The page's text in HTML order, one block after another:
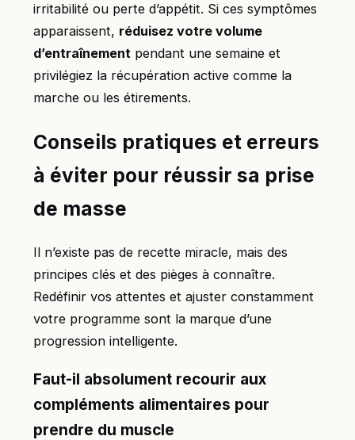
irritabilité ou perte d’appétit. Si ces symptômes
apparaissent, réduisez votre volume
d’entraînement pendant une semaine et
privilégiez la récupération active comme la
marche ou les étirements.
Conseils pratiques et erreurs
à éviter pour réussir sa prise
de masse
Il n’existe pas de recette miracle, mais des
principes clés et des pièges à connaître.
Redéfinir vos attentes et ajuster constamment
votre programme sont la marque d’une
progression intelligente.
Faut-il absolument recourir aux
compléments alimentaires pour
prendre du muscle